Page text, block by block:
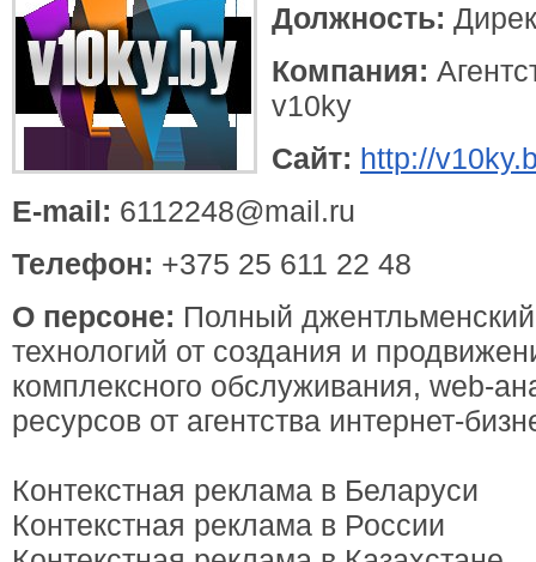
Должность:
Компания:
v10ky
Сайт: http://
E-mail: 6112248@mail.ru
Телефон: +375 25 611 22 48
О персоне: Полный
технологий от создания и
комплексного обслуживания, web-
ресурсов от агентства интернет-
Контекстная реклама в Беларуси
Контекстная реклама в России